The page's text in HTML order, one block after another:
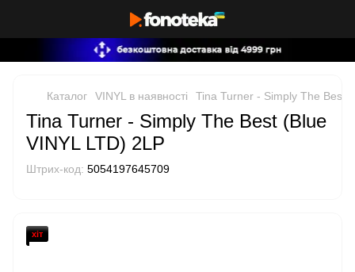
Каталог VINYL в наявності Tina Turner - Simply The Best
Tina Turner - Simply The Best (Blue
VINYL LTD) 2LP
Штрих-код: 5054197645709
хіт